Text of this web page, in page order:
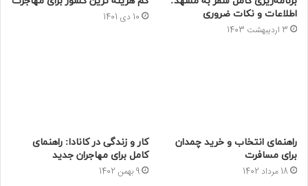
اطلاعات و نکات ضروری
3 اردیبهشت 1403
10 دی 1401
راهنمای انتخاب و خرید چمدان
برای مسافرت
18 مرداد 1402
کار و زندگی در کانادا: راهنمای
کامل برای مهاجران جدید
9 بهمن 1402